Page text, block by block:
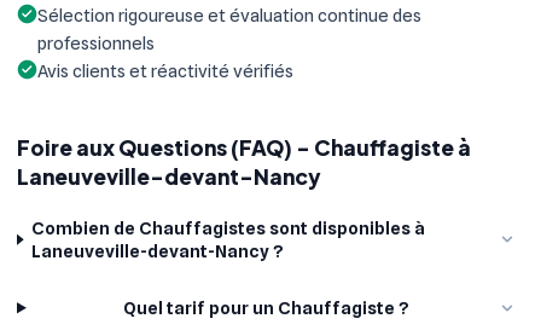
Sélection rigoureuse et évaluation continue des
professionnels
Avis clients et réactivité vérifiés
Foire aux Questions (FAQ) - Chauffagiste à
Laneuveville-devant-Nancy
Combien de Chauffagistes sont disponibles à
Laneuveville-devant-Nancy ?
Quel tarif pour un Chauffagiste ?